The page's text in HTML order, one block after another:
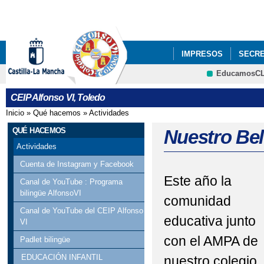
IMPRESOS
PROYECTOS DE
CEIP Alfonso VI, Toledo
Se encuentra usted aquí
Inicio » Qué hacemos » Actividades
QUÉ HACEMOS
Actividades
Cuenta de Instagram y Facebook
Canal de YouTube : Programa
bilingüe AlfonsoVI
Canal de YouTube del CEIP Alfonso
VI
Padlet bilingüe
EDUCACIÓN INFANTIL
Nuestro
Este año la
comunidad
educativa junto
con el AMPA de